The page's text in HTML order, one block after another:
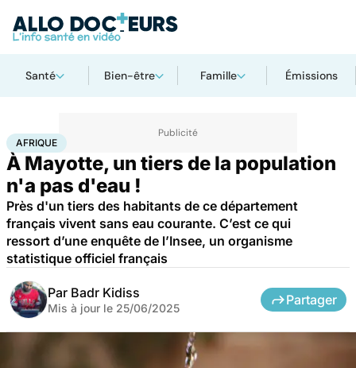
Santé Bien-être Famille Émissions
AccueilSanté Santé publiqueAfrique
AFRIQUE
À Mayotte, un tiers de la population
n'a pas d'eau !
Près d'un tiers des habitants de ce département
français vivent sans eau courante. C’est ce qui
ressort d’une enquête de l’Insee, un organisme
statistique officiel français
Par Badr Kidiss
Mis à jour le 25/06/2025
Partager